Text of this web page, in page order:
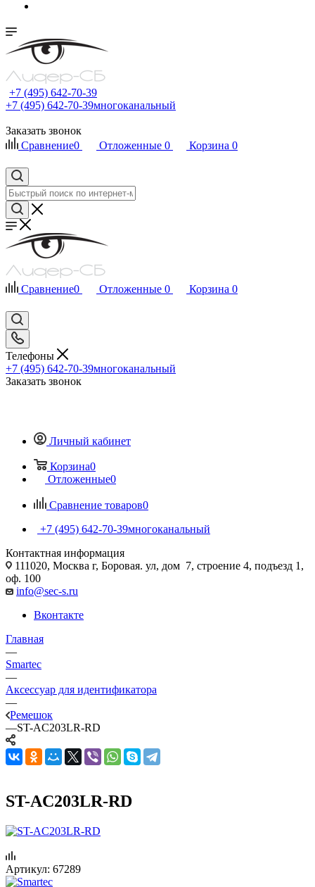
+7 (495) 642-70-39
+7 (495) 642-70-39многоканальный
Заказать звонок
Сравнение0 Отложенные 0 Корзина 0
Сравнение0 Отложенные 0 Корзина 0
Телефоны
+7 (495) 642-70-39многоканальный
Заказать звонок
Личный кабинет
Корзина0
Отложенные0
Сравнение товаров0
+7 (495) 642-70-39многоканальный
Контактная информация
111020, Москва г, Боровая. ул, дом 7, строение 4, подъезд 1,
оф. 100
info@sec-s.ru
Вконтакте
Главная
—
Smartec
—
Аксессуар для идентификатора
—
Ремешок
—ST-AC203LR-RD
ST-AC203LR-RD
Артикул: 67289